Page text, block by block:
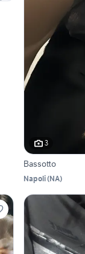
3
Bassotto
Napoli(NA)